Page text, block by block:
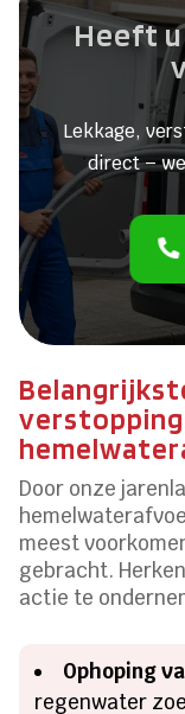
Heeft
Lekkage,
direct –
Door onze
meest
gebracht.
actie te
Ophoping
regenwater